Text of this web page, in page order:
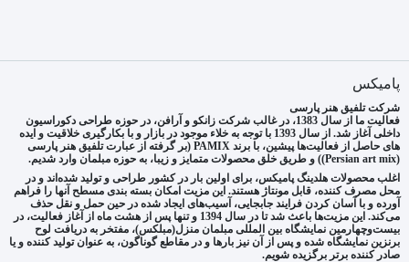
پامیکس
شرکت تلفیق هنر پارسی
فعالیت ما از سال 1383، در غالب شرکت زانکو و آرافن، در حوزه طراحی دکوراسیون
داخلی آغاز شد. از سال 1393 با توجه به خلاء موجود در بازار و با بکارگیری خلاقیت و ایده
های حاصل از فعالیت‌ها پیشین، با برند PAMIX (بر گرفته از عبارت تلفیق هنر پارسی
(Persian art mix)) و طریق خلق محصولات متمایز و زیبا، به حوزه مبلمان وارد شدیم.
اغلب محصولات هلدینگ پامیکس، برای اولین بار در کشور طراحی و تولید شده‌اند و در
محل مصرف کننده، قابل مونتاژ هستند. این مزیت امکان بسته بندی مسطح آنها را فراهم
آورده و با آسان کردن فرایند جابجایی، آسیب‌های ایجاد شده در حین حمل و نقل حذف
می‌کند. این مزیت‌ها باعث شد تا در سال 1394 و تنها پس از هشت ماه از آغاز فعالیت، در
بیست‌وچهارمین نمایشگاه بین المللی مبلمان منزل(مبلکس)، مفتخر به دریافت لوح
برنزین نمایشگاه شده و پس از آن نیز بارها و در مقاطع گوناگون، به عنوان تولید کننده و یا
صادر کننده برتر برگزیده شویم.